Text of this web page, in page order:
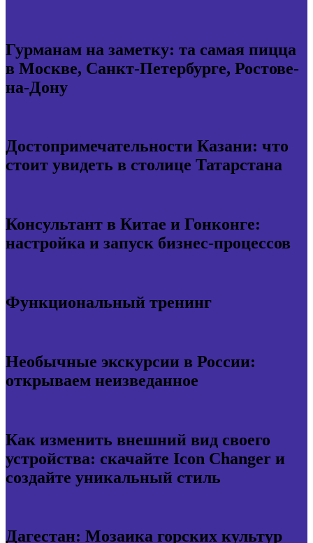
Гурманам на заметку: та самая пицца
в Москве, Санкт-Петербурге, Ростове-
на-Дону
Достопримечательности Казани: что
стоит увидеть в столице Татарстана
Консультант в Китае и Гонконге:
настройка и запуск бизнес-процессов
Функциональный тренинг
Необычные экскурсии в России:
открываем неизведанное
Как изменить внешний вид своего
устройства: скачайте Icon Changer и
создайте уникальный стиль
Дагестан: Мозаика горских культур